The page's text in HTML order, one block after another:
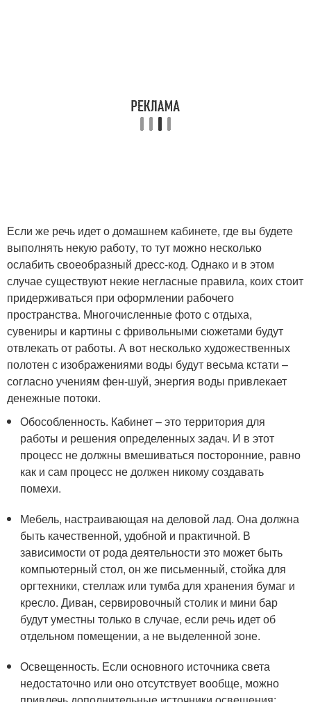
Если же речь идет о домашнем кабинете, где вы будете
выполнять некую работу, то тут можно несколько
ослабить своеобразный дресс-код. Однако и в этом
случае существуют некие негласные правила, коих стоит
придерживаться при оформлении рабочего
пространства. Многочисленные фото с отдыха,
сувениры и картины с фривольными сюжетами будут
отвлекать от работы. А вот несколько художественных
полотен с изображениями воды будут весьма кстати –
согласно учениям фен-шуй, энергия воды привлекает
денежные потоки.
Обособленность. Кабинет – это территория для
работы и решения определенных задач. И в этот
процесс не должны вмешиваться посторонние, равно
как и сам процесс не должен никому создавать
помехи.
Мебель, настраивающая на деловой лад. Она должна
быть качественной, удобной и практичной. В
зависимости от рода деятельности это может быть
компьютерный стол, он же письменный, стойка для
оргтехники, стеллаж или тумба для хранения бумаг и
кресло. Диван, сервировочный столик и мини бар
будут уместны только в случае, если речь идет об
отдельном помещении, а не выделенной зоне.
Освещенность. Если основного источника света
недостаточно или оно отсутствует вообще, можно